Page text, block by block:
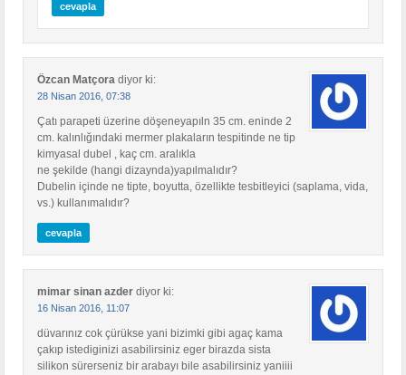
cevapla
Özcan Matçora diyor ki:
28 Nisan 2016, 07:38
Çatı parapeti üzerine döşeneyapıln 35 cm. eninde 2
cm. kalınlığındaki mermer plakaların tespitinde ne tip
kimyasal dubel , kaç cm. aralıkla
ne şekilde (hangi dizaynda)yapılmalıdır?
Dubelin içinde ne tipte, boyutta, özellikte tesbitleyici (saplama, vida,
vs.) kullanımalıdır?
cevapla
mimar sinan azder diyor ki:
16 Nisan 2016, 11:07
düvarınız cok çürükse yani bizimki gibi agaç kama
çakıp istediginizi asabilirsiniz eger birazda sista
silikon sürerseniz bir arabayı bile asabilirsiniz yaniiii